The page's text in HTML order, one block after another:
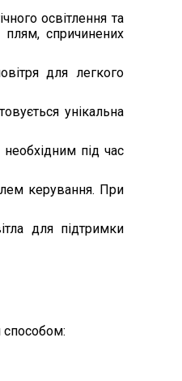
освітлення та
плям, спричинених
для легкого
унікальна
під час
керування. При
для підтримки
способом: